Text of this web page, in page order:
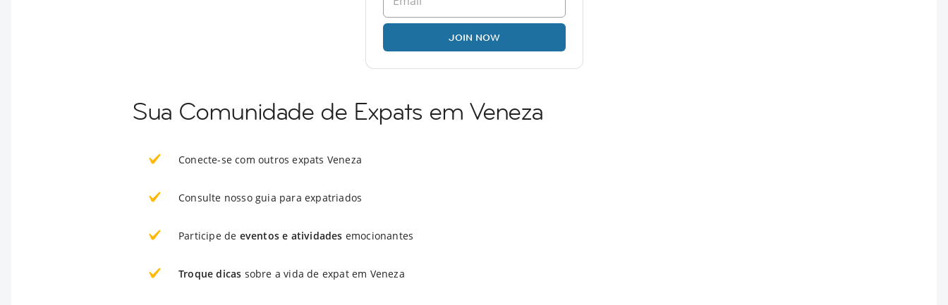
JOIN NOW
Sua Comunidade de Expats em Veneza
Conecte-se com outros expats Veneza
Consulte nosso guia para expatriados
Participe de eventos e atividades emocionantes
Troque dicas sobre a vida de expat em Veneza